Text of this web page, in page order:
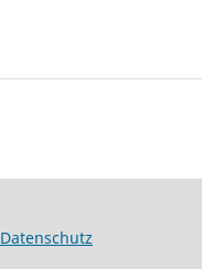
Datenschutz